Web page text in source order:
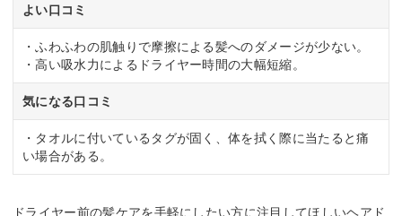
よい口コミ
・ふわふわの肌触りで摩擦による髪へのダメージが少ない。
・高い吸水力によるドライヤー時間の大幅短縮。
気になる口コミ
・タオルに付いているタグが固く、体を拭く際に当たると痛
い場合がある。
ドライヤー前の髪ケアを手軽にしたい方に注目してほしいヘアド